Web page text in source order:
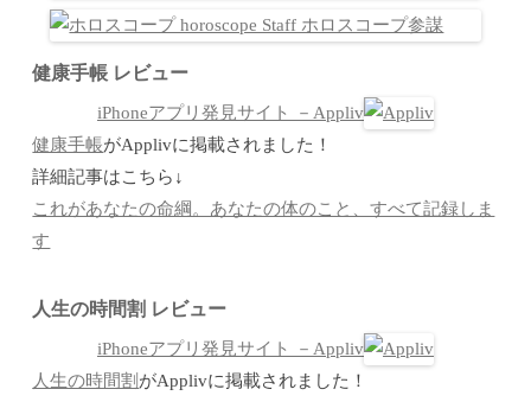
健康手帳 レビュー
iPhoneアプリ発見サイト －Appliv
健康手帳がApplivに掲載されました！
詳細記事はこちら↓
これがあなたの命綱。あなたの体のこと、すべて記録しま
す
人生の時間割 レビュー
iPhoneアプリ発見サイト －Appliv
人生の時間割 がApplivに掲載されました！